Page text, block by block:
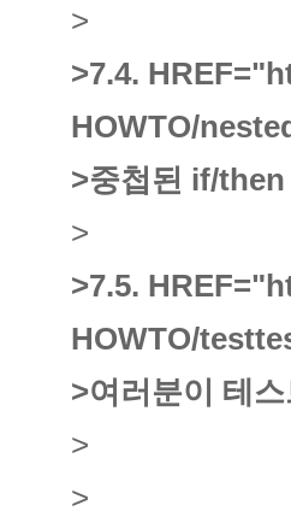
>
>7.4.
HOWTO/
>중첩된 if/
>
>7.5.
HOWTO/
>여러분이 테
>
>